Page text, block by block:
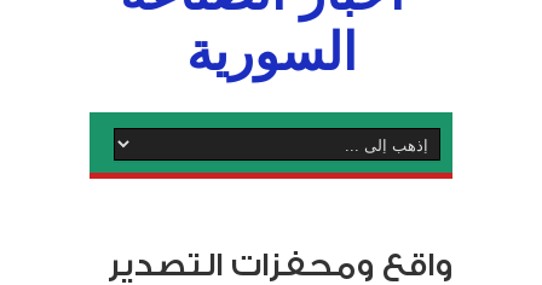
واقع ومحفزات التصدير